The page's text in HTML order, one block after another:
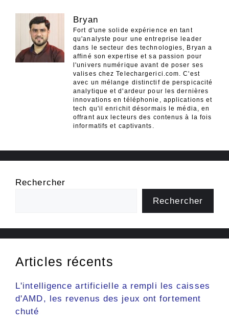
Bryan
Fort d'une solide expérience en tant
qu'analyste pour une entreprise leader
dans le secteur des technologies, Bryan a
affiné son expertise et sa passion pour
l'univers numérique avant de poser ses
valises chez Telechargerici.com. C'est
avec un mélange distinctif de perspicacité
analytique et d'ardeur pour les dernières
innovations en téléphonie, applications et
tech qu'il enrichit désormais le média, en
offrant aux lecteurs des contenus à la fois
informatifs et captivants.
Rechercher
Rechercher
Articles récents
L'intelligence artificielle a rempli les caisses
d'AMD, les revenus des jeux ont fortement
chuté